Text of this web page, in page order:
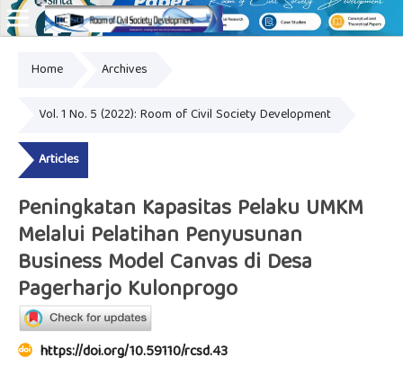
Home Archives
Vol. 1 No. 5 (2022): Room of Civil Society Development
Articles
Peningkatan Kapasitas Pelaku UMKM
Melalui Pelatihan Penyusunan
Business Model Canvas di Desa
Pagerharjo Kulonprogo
https://doi.org/10.59110/rcsd.43